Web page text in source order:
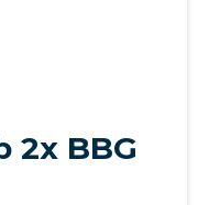
2x BBG